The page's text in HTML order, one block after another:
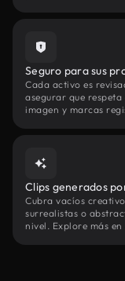
Seguro para sus
Cada activo es
asegurar que
imagen y marcas
Clips generados
Cubra vacíos
surrealistas o
nivel. Explore más